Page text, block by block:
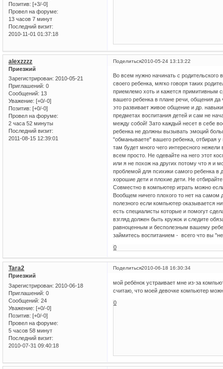
Позитив: [+3/-0]
Провел на форуме:
13 часов 7 минут
Последний визит:
2010-11-01 01:37:18
Поделиться2010-05-24 13:13:22
alexzzzz
Приезжий
Зарегистрирован: 2010-05-21
Приглашений: 0
Сообщений: 13
Уважение: [+0/-0]
Позитив: [+0/-0]
Провел на форуме:
2 часа 52 минуты
Последний визит:
2011-08-15 12:39:01
Во всем нужно начинать с родительского
своего ребенка, мягко говоря таких
приемлемо хоть и кажется примитивным
вашего ребенка в плане речи, общения
это развивает живое общение и др.
предметах воспитания детей и сам не
между собой! Зато каждый несет в себе
ребенка не должны вызывать эмоций
"обманываете" вашего ребенка, отбирая у
там будет много чего интересного
всем просто. Не одевайте на него этот
или я не похож на других потому что я и
проблемой для психики самого ребенка
хорошие дети и плохие дети. Не
Совместно в компьютер играть можно
Вообщем ничего плохого то нет на самом
полезного если компьютер оказывается
есть специалисты которые и помогут
взгляд должен быть кружок и следите
равноценным и бесполезным вашему
займитесь воспитанием - всего что вы
0
Поделиться2010-06-18 16:30:34
Tara2
Приезжий
Зарегистрирован: 2010-06-18
Приглашений: 0
Сообщений: 24
Уважение: [+0/-0]
Позитив: [+0/-0]
Провел на форуме:
5 часов 58 минут
Последний визит:
2010-07-31 09:40:18
мой ребёнок устраивает мне из-за
считаю, что моей девочке компьютер
0